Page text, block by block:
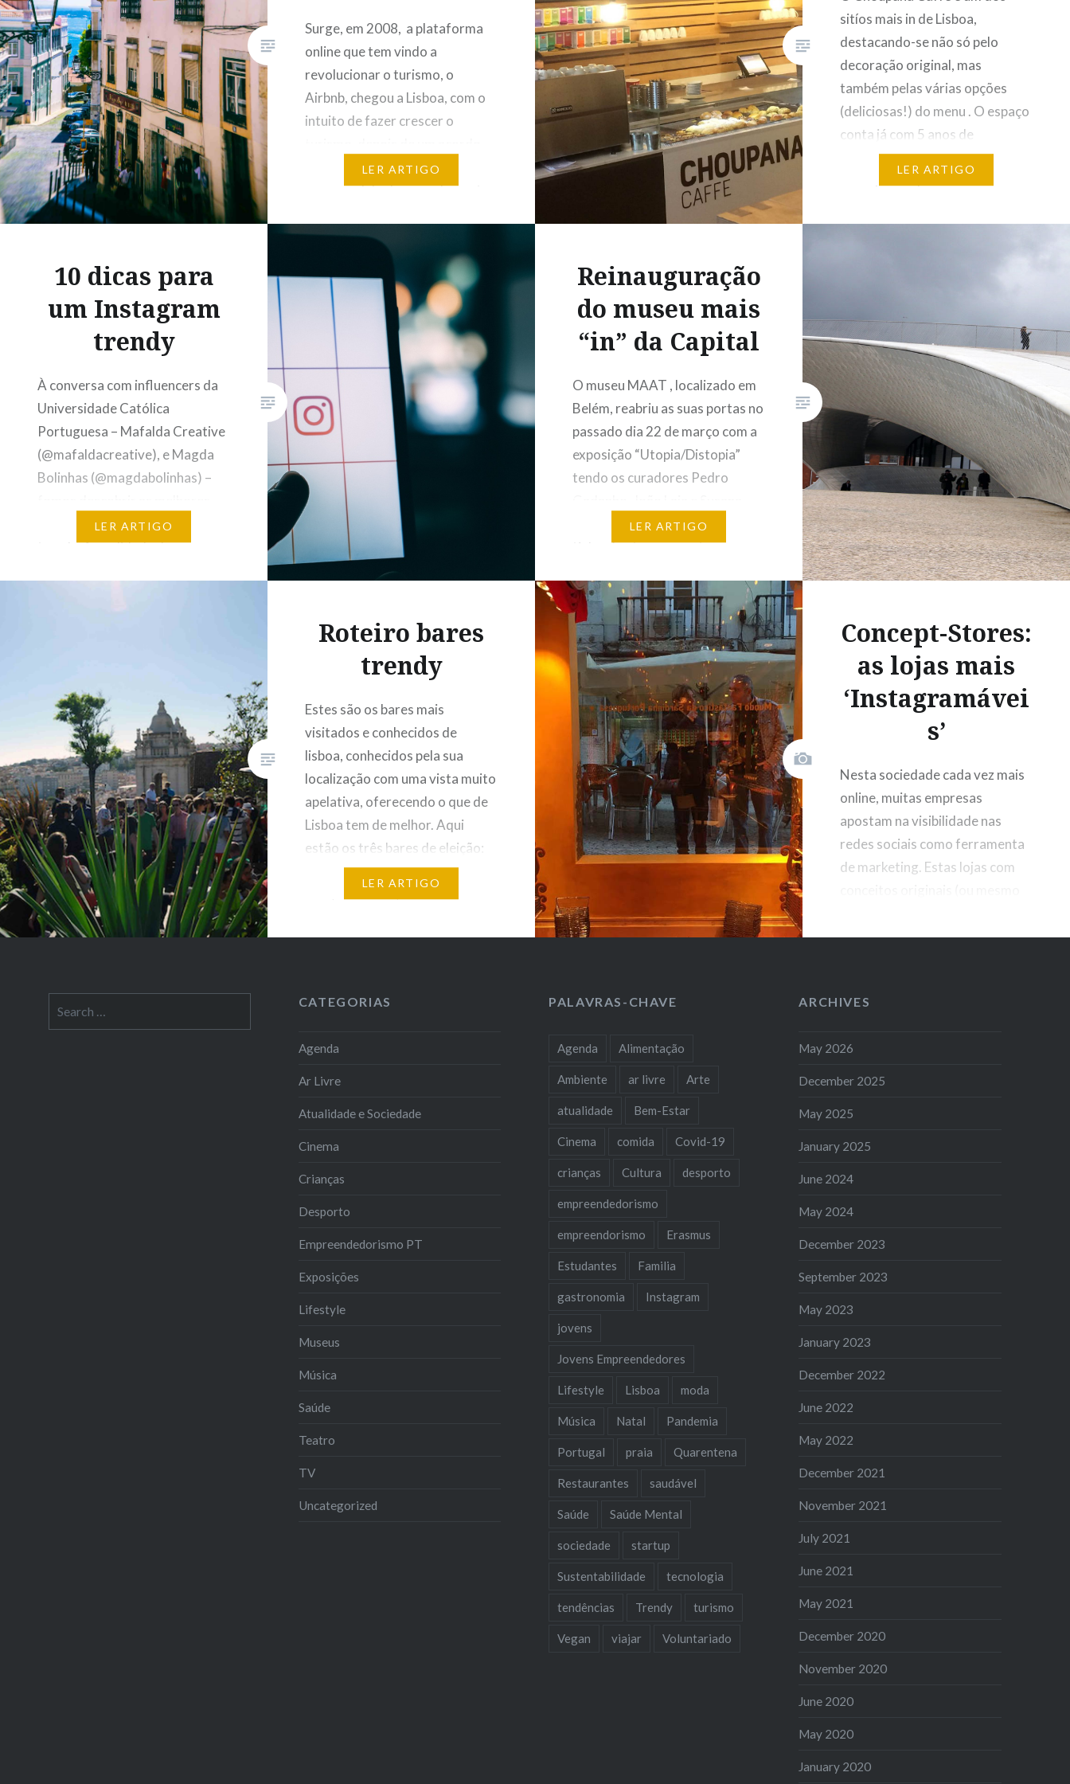
Surge, em 2008, a plataforma
online que tem vindo a
revolucionar o turismo, o
Airbnb, chegou a Lisboa, com o
intuito de fazer crescer o
com o Governo português. Este
novo modelo de arrendamento
que desfavorece os lisboetas?
Só com o tempo iremos saber.
Rua…
LER ARTIGO
sitíos mais in de Lisboa,
destacando-se não só pelo
decoração original, mas
também pelas várias opções
(deliciosas!) do menu . O espaço
conta já com 5 anos de
existência, porém continua a ser
situa, e não encontrar fila de
LER ARTIGO
10 dicas para
um Instagram
trendy
À conversa com influencers da
Universidade Católica
Portuguesa – Mafalda Creative
(@mafaldacreative), e Magda
Bolinhas (@magdabolinhas) –
dicas para ter um Instagram
trendy. A qualidade das
estratégias realçadas. Fique a
LER ARTIGO
Reinauguração
do museu mais
“in” da Capital
O museu MAAT , localizado em
Belém, reabriu as suas portas no
passado dia 22 de março com a
exposição “Utopia/Distopia”
tendo os curadores Pedro
Ventura. O museu MAAT já
tinha aberto suas portas em
factor atrativo as exposições
gratuitas. Tinha como objectivo
manter-se gratuito até março…
LER ARTIGO
Roteiro bares
trendy
Estes são os bares mais
visitados e conhecidos de
lisboa, conhecidos pela sua
localização com uma vista muito
apelativa, oferecendo o que de
Lisboa tem de melhor. Aqui
estão os três bares de eleição:
O Lost In, localizado no Principe
também localizado no Bairro…
LER ARTIGO
Concept-Stores:
as lojas mais
‘Instagramávei
s’
Nesta sociedade cada vez mais
online, muitas empresas
apostam na visibilidade nas
redes sociais como ferramenta
de marketing. Estas lojas com
partilhar fotografias tiradas no
experiência e não propriamente
for:
CATEGORIAS
Agenda
Ar Livre
Atualidade e Sociedade
Cinema
Crianças
Desporto
Empreendedorismo PT
Exposições
Lifestyle
Museus
Música
Saúde
Teatro
TV
Uncategorized
PALAVRAS-CHAVE
Agenda Alimentação
Ambiente ar livre Arte
atualidade Bem-Estar
Cinema comida Covid-19
crianças Cultura desporto
empreendedorismo
empreendorismo Erasmus
Estudantes Familia
gastronomia Instagram
jovens
Jovens Empreendedores
Lifestyle Lisboa moda
Música Natal Pandemia
Portugal praia Quarentena
Restaurantes saudável
Saúde Saúde Mental
sociedade startup
Sustentabilidade tecnologia
tendências Trendy turismo
Vegan viajar Voluntariado
ARCHIVES
May 2026
December 2025
May 2025
January 2025
June 2024
May 2024
December 2023
September 2023
May 2023
January 2023
December 2022
June 2022
May 2022
December 2021
November 2021
July 2021
June 2021
May 2021
December 2020
November 2020
June 2020
May 2020
January 2020